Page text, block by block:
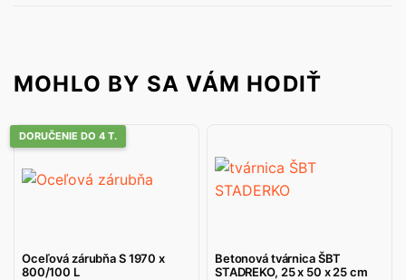
MOHLO BY SA VÁM HODIŤ
DORUČENIE DO 4 T.
Oceľová zárubňa S 1970 x
800/100 L
Betonová tvárnica ŠBT
STADREKO, 25 x 50 x 25 cm